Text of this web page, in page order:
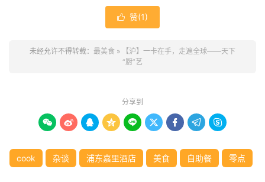
 赞(1)
未经允许不得转载： 最美食 »
【沪】一卡在手，走遍全球——天下
“厨”艺
分享到
        
cook 杂谈 浦东嘉里酒店 美食 自助餐 零点